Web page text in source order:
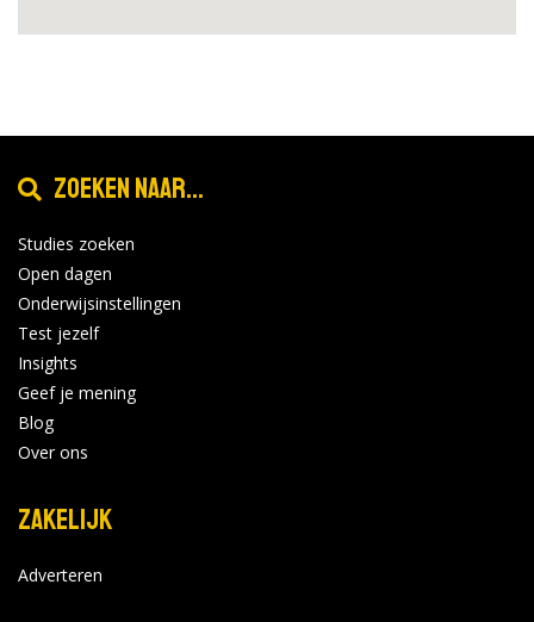
Zoeken naar...
Studies zoeken
Open dagen
Onderwijsinstellingen
Test jezelf
Insights
Geef je mening
Blog
Over ons
Zakelijk
Adverteren